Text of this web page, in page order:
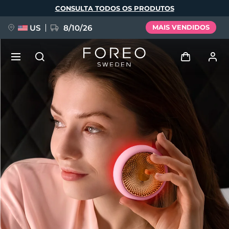
principal
CONSULTA TODOS OS PRODUTOS
US 8/10/26 MAIS VENDIDOS
Entrar
Perfil de usuário
Meus aparelhos
Meus pedidos
Meus endereços
As minhas subscrições
NOVIDADE
FAQ™ Pure Beauty-Tech Elixir
BREAKING NEWS
issa™ Teeth Whitening Set
Idioma
Deutsch
Español
Français
Italiano
Português
Polski
Svenska
Русский
Türkçe
简体中文 繁體中文